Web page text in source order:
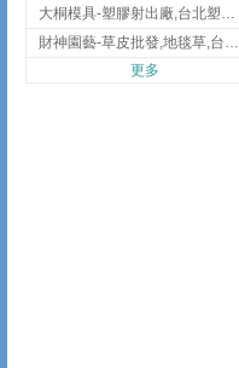
大桐模具-塑膠射出廠,台北塑膠射出廠
財神園藝-草皮批發,地毯草,台北草,彰化地毯草,彰化台北草
更多